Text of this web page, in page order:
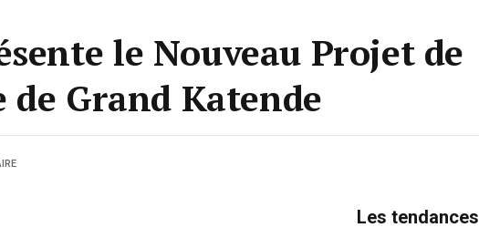
le Nouveau Projet de
Grand Katende
Les tendances